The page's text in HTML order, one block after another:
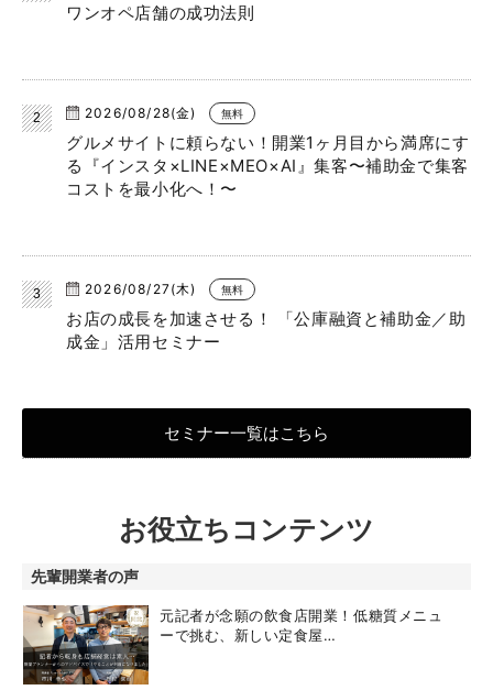
ワンオペ店舗の成功法則
2026/08/28(金) 無料
グルメサイトに頼らない！開業1ヶ月目から満席にす
る『インスタ×LINE×MEO×AI』集客〜補助金で集客
コストを最小化へ！〜
2026/08/27(木) 無料
お店の成長を加速させる！ 「公庫融資と補助金／助
成金」活用セミナー
セミナー一覧はこちら
お役立ちコンテンツ
先輩開業者の声
元記者が念願の飲食店開業！低糖質メニュ
ーで挑む、新しい定食屋…